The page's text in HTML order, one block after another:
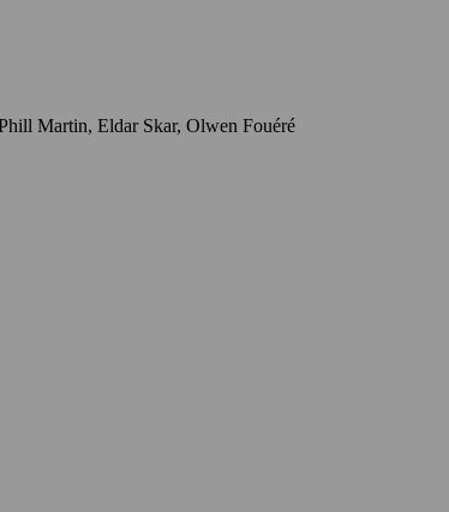
Herci: Alexander Skarsgård, Nicole Kidman, Claes Bang, Ethan Hawke, Anya Taylor-Joy, Gustav Lindh, Willem Dafoe, Phill Martin, Eldar Skar, Olwen Fouéré